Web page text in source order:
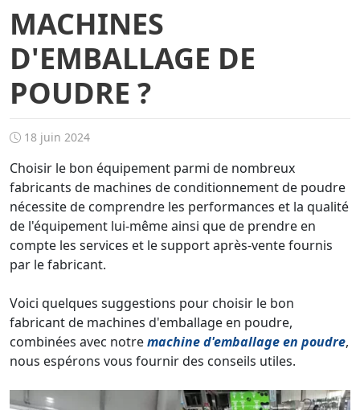
MACHINES
D'EMBALLAGE DE
POUDRE ?
18 juin 2024
Choisir le bon équipement parmi de nombreux
fabricants de machines de conditionnement de poudre
nécessite de comprendre les performances et la qualité
de l'équipement lui-même ainsi que de prendre en
compte les services et le support après-vente fournis
par le fabricant.
Voici quelques suggestions pour choisir le bon
fabricant de machines d'emballage en poudre,
combinées avec notremachine d'emballage en poudre,
nous espérons vous fournir des conseils utiles.